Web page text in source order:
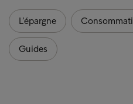
L’épargne
Guides